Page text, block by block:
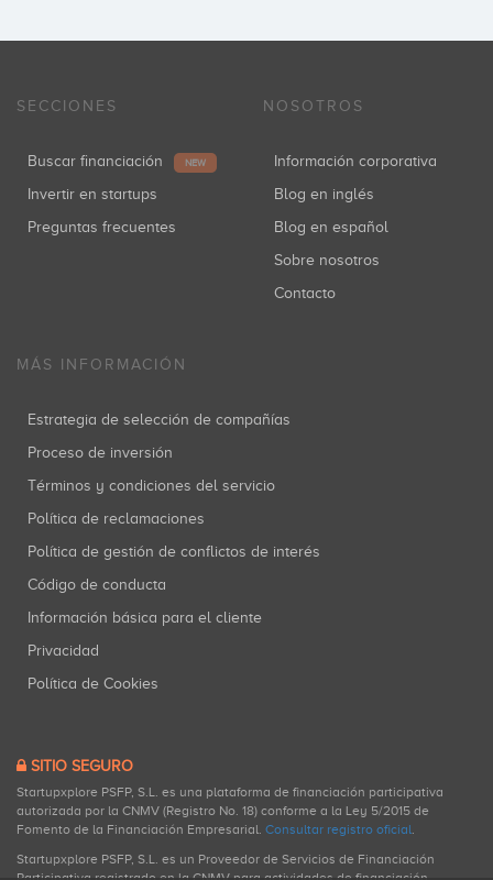
SECCIONES
Buscar financiación NEW
Invertir en startups
Preguntas frecuentes
NOSOTROS
Información corporativa
Blog en inglés
Blog en español
Sobre nosotros
Contacto
MÁS INFORMACIÓN
Estrategia de selección de compañías
Proceso de inversión
Términos y condiciones del servicio
Política de reclamaciones
Política de gestión de conflictos de interés
Código de conducta
Información básica para el cliente
Privacidad
Política de Cookies
SITIO SEGURO
Startupxplore PSFP, S.L. es una plataforma de financiación participativa
autorizada por la CNMV (Registro No. 18) conforme a la Ley 5/2015 de
Fomento de la Financiación Empresarial. Consultar registro oficial.
Startupxplore PSFP, S.L. es un Proveedor de Servicios de Financiación